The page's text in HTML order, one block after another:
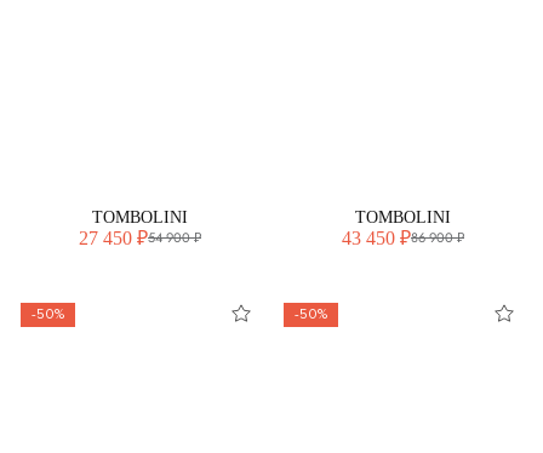
TOMBOLINI
27 450 ₽54 900 ₽
TOMBOLINI
43 450 ₽86 900 ₽
-50% -50%